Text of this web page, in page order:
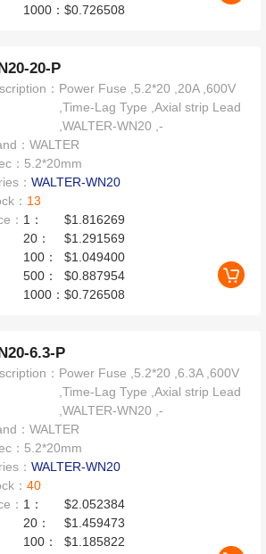
1000：$0.726508
20-P
： Power Fuse ,5.2*20 ,20A ,600V
,Time-Lag Type ,Axial strip Lead
,WALTER-WN20 ,-
：WALTER
： 5.2*20mm
：WALTER-WN20
： 13
： 1：
$1.816269
20：
$1.291569
100：
$1.049400
500：
$0.887954
1000：$0.726508
6.3-P
： Power Fuse ,5.2*20 ,6.3A ,600V
,Time-Lag Type ,Axial strip Lead
,WALTER-WN20 ,-
：WALTER
： 5.2*20mm
：WALTER-WN20
：40
： 1：
$2.052384
20：
$1.459473
100：
$1.185822